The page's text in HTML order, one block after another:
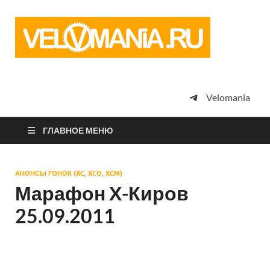
просто
Velomania
ГЛАВНОЕ МЕНЮ
АНОНСЫ ГОНОК (XC, XCO, XCM)
Марафон Х-Киров
25.09.2011